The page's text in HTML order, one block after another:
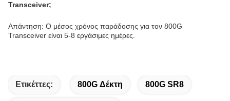
Transceiver;
Απάντηση: Ο μέσος χρόνος παράδοσης για τον 800G
Transceiver είναι 5-8 εργάσιμες ημέρες.
Ετικέττες: 800G Δέκτη 800G SR8